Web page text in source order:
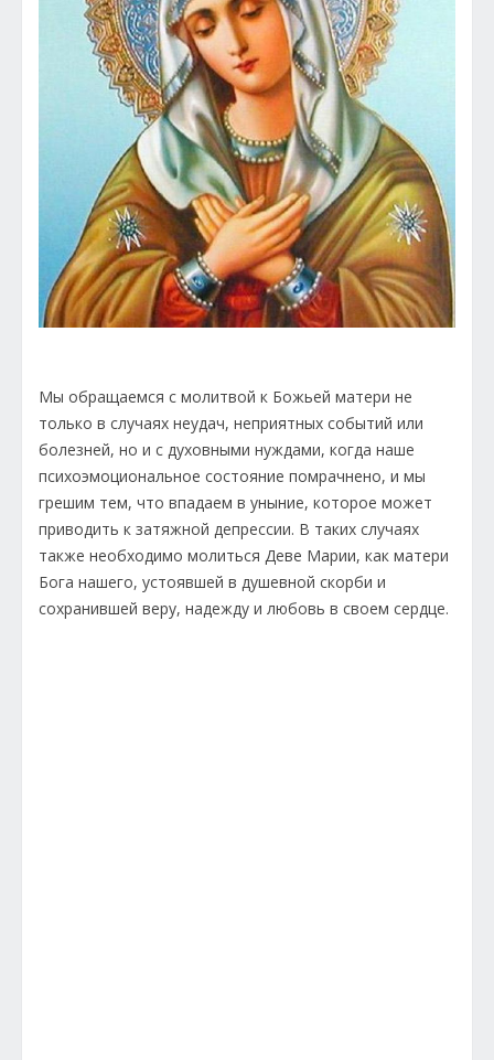
Мы обращаемся с молитвой к Божьей матери не
только в случаях неудач, неприятных событий или
болезней, но и с духовными нуждами, когда наше
психоэмоциональное состояние помрачнено, и мы
грешим тем, что впадаем в уныние, которое может
приводить к затяжной депрессии. В таких случаях
также необходимо молиться Деве Марии, как матери
Бога нашего, устоявшей в душевной скорби и
сохранившей веру, надежду и любовь в своем сердце.